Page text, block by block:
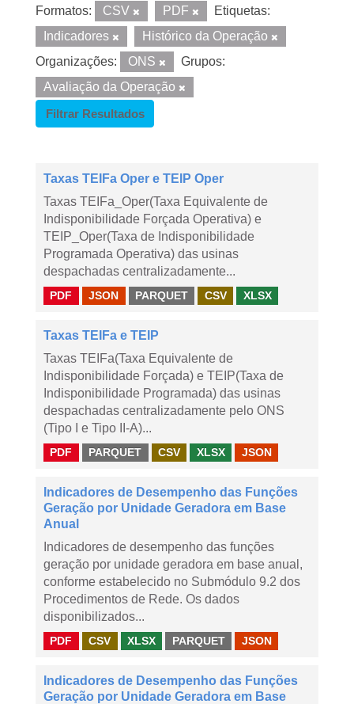
Formatos: CSV PDF
Etiquetas:
Indicadores
Histórico da Operação
Organizações:
ONS
Grupos:
Avaliação da Operação
Filtrar Resultados
Taxas TEIFa Oper e TEIP Oper
Taxas TEIFa_Oper(Taxa Equivalente de
Indisponibilidade Forçada Operativa) e
TEIP_Oper(Taxa de Indisponibilidade
Programada Operativa) das usinas
despachadas centralizadamente...
PDF JSON PARQUET CSV XLSX
Taxas TEIFa e TEIP
Taxas TEIFa(Taxa Equivalente de
Indisponibilidade Forçada) e TEIP(Taxa de
Indisponibilidade Programada) das usinas
despachadas centralizadamente pelo ONS
(Tipo I e Tipo II-A)...
PDF PARQUET CSV XLSX JSON
Indicadores de Desempenho das Funções
Geração por Unidade Geradora em Base
Anual
Indicadores de desempenho das funções
geração por unidade geradora em base anual,
conforme estabelecido no Submódulo 9.2 dos
Procedimentos de Rede. Os dados
disponibilizados...
PDF CSV XLSX PARQUET JSON
Indicadores de Desempenho das Funções
Geração por Unidade Geradora em Base